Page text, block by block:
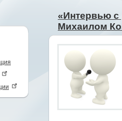
«Интервью с
Михаилом